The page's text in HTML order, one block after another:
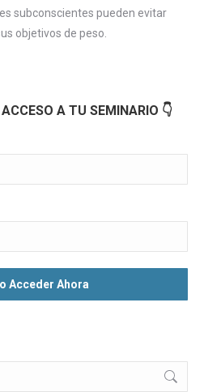
subconscientes pueden evitar
objetivos de peso.
A TU SEMINARIO 👇